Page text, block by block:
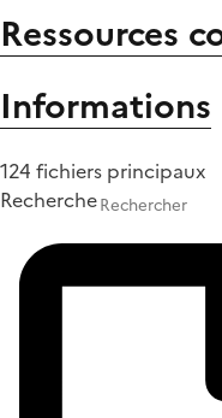
Ressources
Informations
124 fichiers principaux
Recherche